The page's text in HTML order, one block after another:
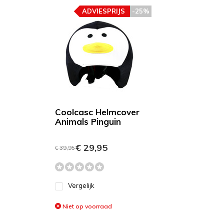
Coolcasc Helmcover
Animals Pinguin
-25%
ADVIESPRIJS
€ 39,95€ 29,95
Vergelijk
Niet op voorraad